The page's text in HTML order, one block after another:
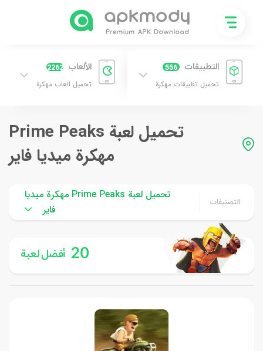
التطبيقات 556
تحميل تطبيقات مهكرة
الألعاب 2262
تحميل العاب مهكرة
تحميل لعبة Prime Peaks
مهكرة ميديا فاير
التصنيفات
تحميل لعبة Prime Peaks مهكرة ميديا
فاير
20 أفضل لعبة